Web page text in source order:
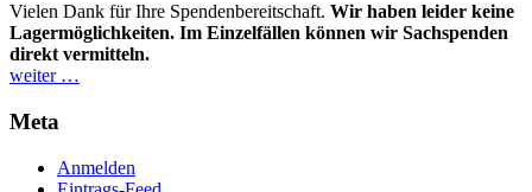
Vielen Dank für Ihre Spendenbereitschaft. Wir haben leider keine
Lagermöglichkeiten. Im Einzelfällen können wir Sachspenden
direkt vermitteln.
weiter …
Meta
Anmelden